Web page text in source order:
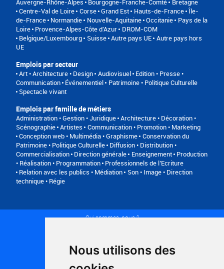
Nous utilisons des
Centre-Val de Loire Corse Grand Est Hauts-de-France Île-
de-France Normandie Nouvelle-Aquitaine Occitanie
Pays de la
Loire Provence-Alpes-Côte d'Azur
DROM-COM
Belgique/Luxembourg
Suisse Autre pays UE Autre pays hors
UE
Emplois par secteur
Art • Architecture • Design Audiovisuel Edition • Presse •
Communication Événementiel
Patrimoine • Politique Culturelle
Spectacle vivant
Emplois par famille de métiers
Administration • Gestion • Juridique Architecture • Décoration •
Scénographie Artistes
Communication • Promotion • Marketing
Conception web • Multimédia • Graphisme Conservation du
Patrimoine • Politique Culturelle Diffusion • Distribution •
Commercialisation Direction générale Enseignement Production
• Réalisation • Programmation Professionnels de l’Ecriture
Relation avec les publics • Médiation
Son • Image • Direction
technique • Régie
Qui sommes-nous ?
Plan du site
FAQ recruteurs
FAQ